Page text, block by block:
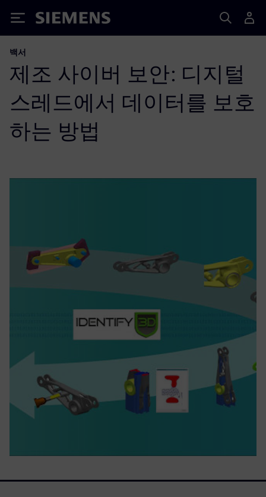
Siemens
백서
제조 사이버 보안: 디지털
스레드에서 데이터를 보호
하는 방법